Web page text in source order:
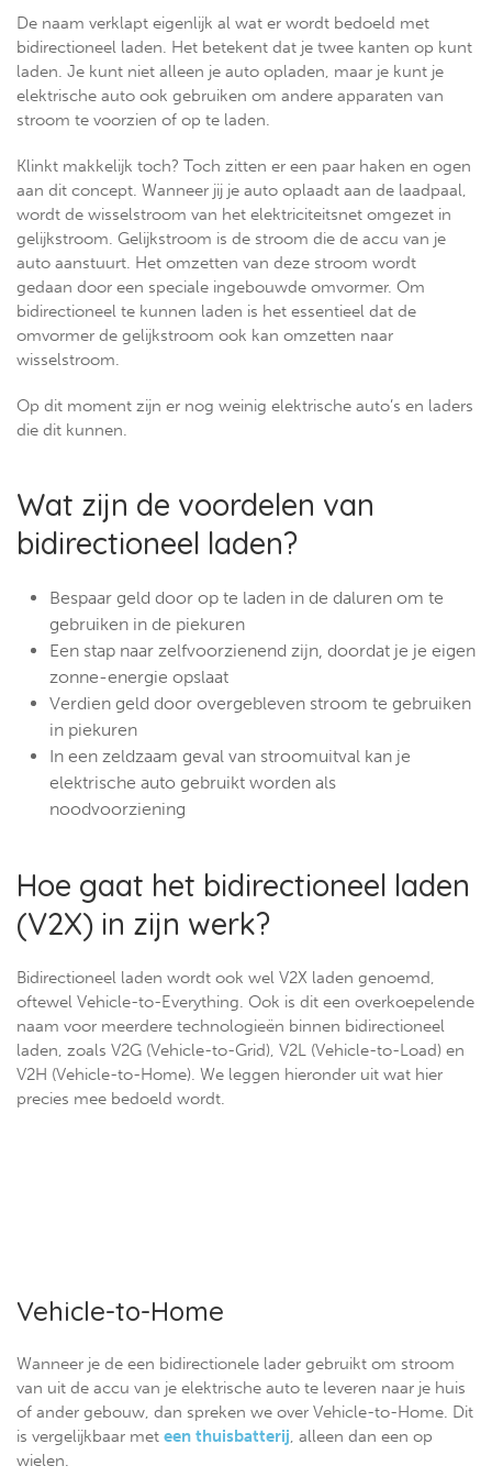
De naam verklapt eigenlijk al wat er wordt bedoeld met
bidirectioneel laden. Het betekent dat je twee kanten op kunt
laden. Je kunt niet alleen je auto opladen, maar je kunt je
elektrische auto ook gebruiken om andere apparaten van
stroom te voorzien of op te laden.
Klinkt makkelijk toch? Toch zitten er een paar haken en ogen
aan dit concept. Wanneer jij je auto oplaadt aan de laadpaal,
wordt de wisselstroom van het elektriciteitsnet omgezet in
gelijkstroom. Gelijkstroom is de stroom die de accu van je
auto aanstuurt. Het omzetten van deze stroom wordt
gedaan door een speciale ingebouwde omvormer. Om
bidirectioneel te kunnen laden is het essentieel dat de
omvormer de gelijkstroom ook kan omzetten naar
wisselstroom.
Op dit moment zijn er nog weinig elektrische auto’s en laders
die dit kunnen.
Wat zijn de voordelen van
bidirectioneel laden?
Bespaar geld door op te laden in de daluren om te
gebruiken in de piekuren
Een stap naar zelfvoorzienend zijn, doordat je je eigen
zonne-energie opslaat
Verdien geld door overgebleven stroom te gebruiken
in piekuren
In een zeldzaam geval van stroomuitval kan je
elektrische auto gebruikt worden als
noodvoorziening
Hoe gaat het bidirectioneel laden
(V2X) in zijn werk?
Bidirectioneel laden wordt ook wel V2X laden genoemd,
oftewel Vehicle-to-Everything. Ook is dit een overkoepelende
naam voor meerdere technologieën binnen bidirectioneel
laden, zoals V2G (Vehicle-to-Grid), V2L (Vehicle-to-Load) en
V2H (Vehicle-to-Home). We leggen hieronder uit wat hier
precies mee bedoeld wordt.
Vehicle-to-Home
Wanneer je de een bidirectionele lader gebruikt om stroom
van uit de accu van je elektrische auto te leveren naar je huis
of ander gebouw, dan spreken we over Vehicle-to-Home. Dit
is vergelijkbaar met een thuisbatterij, alleen dan een op
wielen.